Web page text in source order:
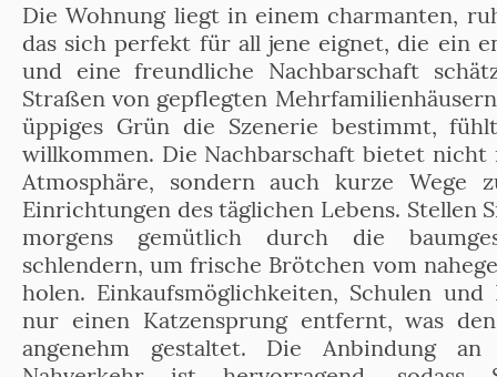
Die Wohnung liegt in einem charmanten,
das sich perfekt für all jene eignet, die ein
und eine freundliche Nachbarschaft
Straßen von gepflegten
üppiges Grün die Szenerie bestimmt,
willkommen. Die Nachbarschaft bietet
Atmosphäre, sondern auch kurze Wege
Einrichtungen des täglichen Lebens. Stellen
morgens gemütlich durch die
schlendern, um frische Brötchen vom
holen. Einkaufsmöglichkeiten, Schulen
nur einen Katzensprung entfernt, was
angenehm gestaltet. Die Anbindung